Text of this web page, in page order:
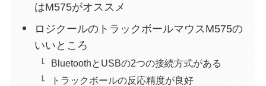
はM575がオススメ
ロジクールのトラックボールマウスM575の
いいところ
BluetoothとUSBの2つの接続方式がある
トラックボールの反応精度が良好